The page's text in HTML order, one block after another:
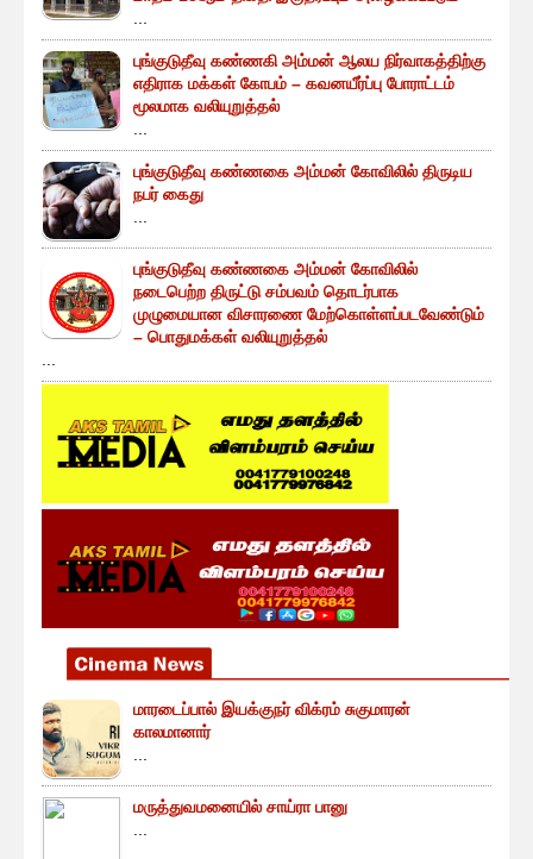
புங்குடுதீவு கண்ணகி அம்மன் ஆலய நிர்வாகத்திற்கு
எதிராக மக்கள் கோபம் – கவனயீர்ப்பு போராட்டம்
மூலமாக வலியுறுத்தல்
புங்குடுதீவு கண்ணகை அம்மன் கோவிலில் திருடிய
நபர் கைது
புங்குடுதீவு கண்ணகை அம்மன் கோவிலில்
நடைபெற்ற திருட்டு சம்பவம் தொடர்பாக
முழுமையான விசாரணை மேற்கொள்ளப்படவேண்டும்
– பொதுமக்கள் வலியுறுத்தல்
மாரடைப்பால் இயக்குநர் விக்ரம் சுகுமாரன்
காலமானார்
மருத்துவமனையில் சாய்ரா பானு